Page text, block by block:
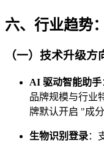
六、行业趋势
（一）技术升级方
AI 驱动智能助手
品牌规模与行业
牌默认开启 "成
生物识别登录：